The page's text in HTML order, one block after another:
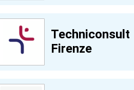
Techniconsult
Firenze